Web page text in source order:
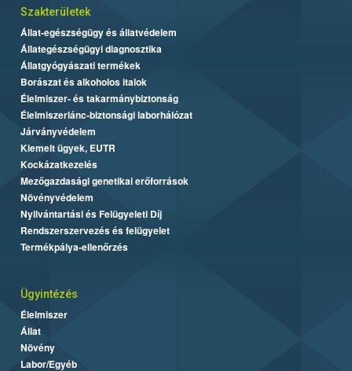
Szakterületek
Állat-egészségügy és állatvédelem
Állategészségügyi diagnosztika
Állatgyógyászati termékek
Borászat és alkoholos italok
Élelmiszer- és takarmánybiztonság
Élelmiszerlánc-biztonsági laborhálózat
Járványvédelem
Kiemelt ügyek, EUTR
Kockázatkezelés
Mezőgazdasági genetikai erőforrások
Növényvédelem
Nyilvántartási és Felügyeleti Díj
Rendszerszervezés és felügyelet
Termékpálya-ellenőrzés
Ügyintézés
Élelmiszer
Állat
Növény
Labor/Egyéb